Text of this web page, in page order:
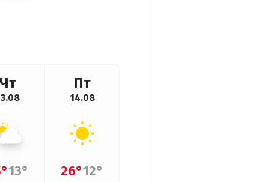
Чт
13°
Пт
14.08
26°12°